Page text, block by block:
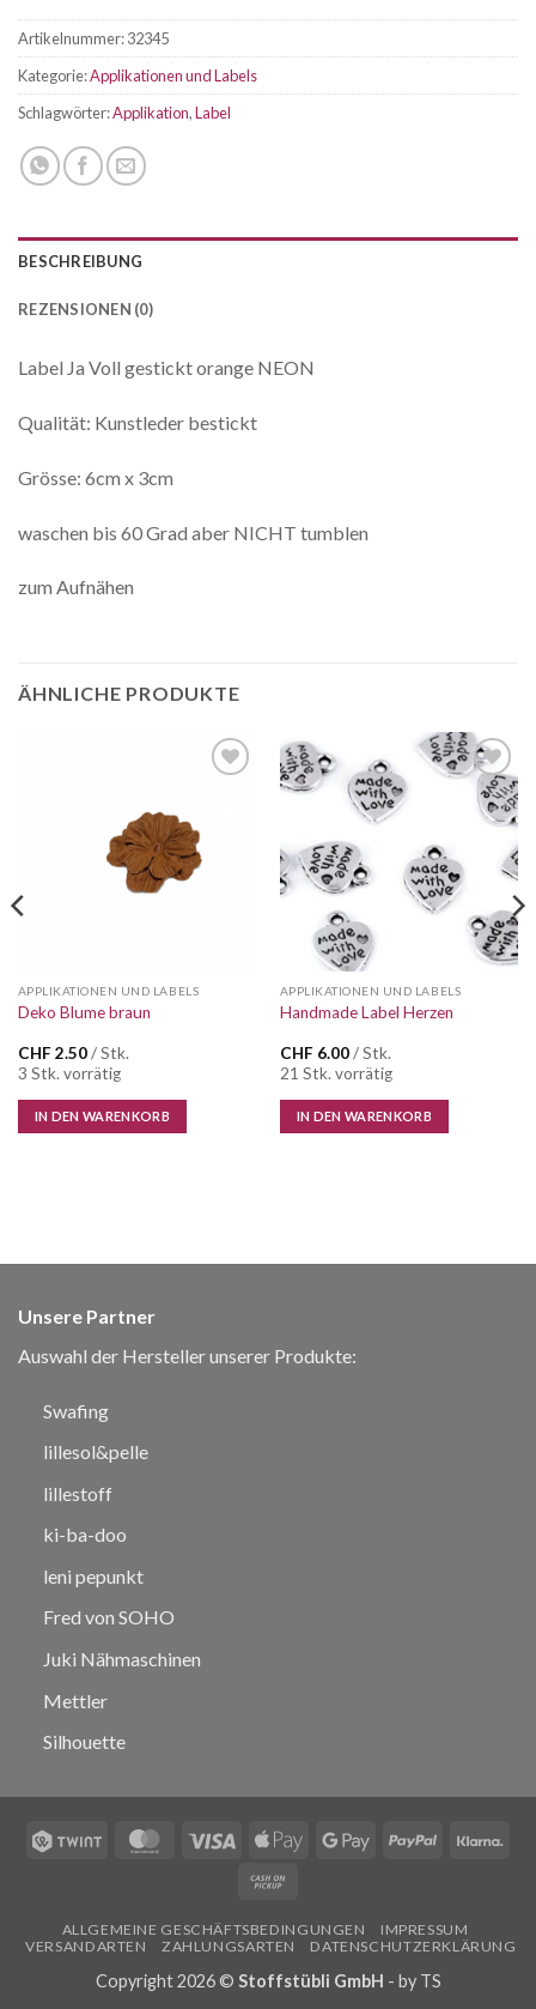
Artikelnummer:32345
Kategorie:Applikationen und Labels
Schlagwörter:Applikation,Label
BESCHREIBUNG
REZENSIONEN (0)
Label Ja Voll gestickt orange NEON
Qualität: Kunstleder bestickt
Grösse: 6cm x 3cm
waschen bis 60 Grad aber NICHT tumblen
zum Aufnähen
ÄHNLICHE PRODUKTE
APPLIKATIONEN UND LABELS
Deko Blume braun
CHF 2.50/ Stk.
3 Stk. vorrätig
IN DEN WARENKORB
Auf die
Wunschliste
APPLIKATIONEN UND LABELS
Handmade Label Herzen
CHF 6.00/ Stk.
21 Stk. vorrätig
IN DEN WARENKORB
Unsere Partner
Auswahl der Hersteller unserer Produkte:
Swafing
lillesol&pelle
lillestoff
ki-ba-doo
leni pepunkt
Fred von SOHO
Juki Nähmaschinen
Mettler
Silhouette
Twint MasterCard
Visa
Apple
Google PayPal
Pickup
ALLGEMEINE GESCHÄFTSBEDINGUNGEN
IMPRESSUM
VERSANDARTEN
ZAHLUNGSARTEN DATENSCHUTZERKLÄRUNG
Copyright 2026 © Stoffstübli GmbH - by TS